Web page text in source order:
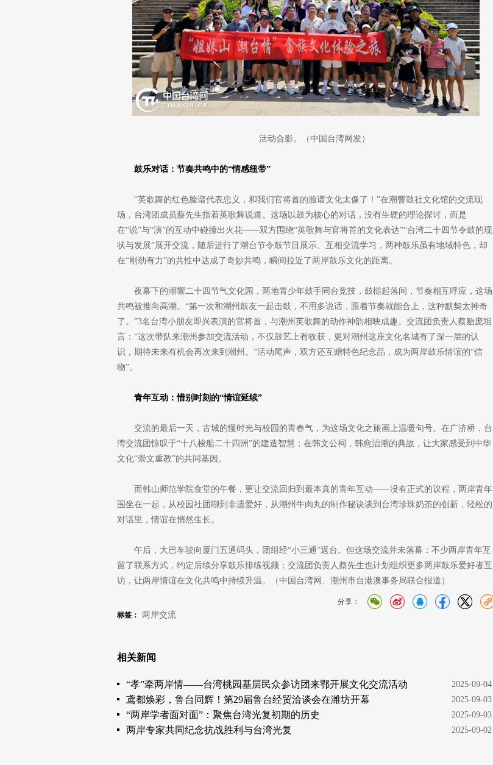
活动合影。（中国台湾网发）
鼓乐对话：节奏共鸣中的“情感纽带”
“英歌舞的红色脸谱代表忠义，和我们官将首的脸谱文化太像了！”在潮響鼓社文化馆的交流现
场，台湾团成员蔡先生指着英歌舞说道。这场以鼓为核心的对话，没有生硬的理论探讨，而是
在“说”与“演”的互动中碰撞出火花——双方围绕“英歌舞与官将首的文化表达”“台湾二十四节令鼓的现
状与发展”展开交流，随后进行了潮台节令鼓节目展示、互相交流学习，两种鼓乐虽有地域特色，却
在“刚劲有力”的共性中达成了奇妙共鸣，瞬间拉近了两岸鼓乐文化的距离。
夜幕下的潮響二十四节气文化园，两地青少年鼓手同台竞技，鼓槌起落间，节奏相互呼应，这场
共鸣被推向高潮。“第一次和潮州鼓友一起击鼓，不用多说话，跟着节奏就能合上，这种默契太神奇
了。”3名台湾小朋友即兴表演的官将首，与潮州英歌舞的动作神韵相映成趣。交流团负责人蔡贻庞坦
言：“这次带队来潮州参加交流活动，不仅鼓艺上有收获，更对潮州这座文化名城有了深一层的认
识，期待未来有机会再次来到潮州。”活动尾声，双方还互赠特色纪念品，成为两岸鼓乐情谊的“信
物”。
青年互动：惜别时刻的“情谊延续”
交流的最后一天，古城的慢时光与校园的青春气，为这场文化之旅画上温暖句号。在广济桥，台
湾交流团惊叹于“十八梭船二十四洲”的建造智慧；在韩文公祠，韩愈治潮的典故，让大家感受到中华
文化“崇文重教”的共同基因。
而韩山师范学院食堂的午餐，更让交流回归到最本真的青年互动——没有正式的议程，两岸青年
围坐在一起，从校园社团聊到非遗爱好，从潮州牛肉丸的制作秘诀谈到台湾珍珠奶茶的创新，轻松的
对话里，情谊在悄然生长。
午后，大巴车驶向厦门五通码头，团组经“小三通”返台。但这场交流并未落幕：不少两岸青年互
留了联系方式，约定后续分享鼓乐排练视频；交流团负责人蔡先生也计划组织更多两岸鼓乐爱好者互
访，让两岸情谊在文化共鸣中持续升温。（中国台湾网、潮州市台港澳事务局联合报道）
分享：
标签：
两岸交流
相关新闻
2025-09-04
“孝”牵两岸情——台湾桃园基层民众参访团来鄂开展文化交流活动
2025-09-03
鸢都焕彩，鲁台同辉！第29届鲁台经贸洽谈会在潍坊开幕
2025-09-03
“两岸学者面对面”：聚焦台湾光复初期的历史
2025-09-02
两岸专家共同纪念抗战胜利与台湾光复